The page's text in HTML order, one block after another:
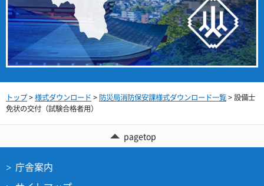
トップ>様式ダウンロード > 防災局消防保安課様式ダウンロード一覧> 設備士
免状の交付（試験合格者用）
pagetop
庁舎案内